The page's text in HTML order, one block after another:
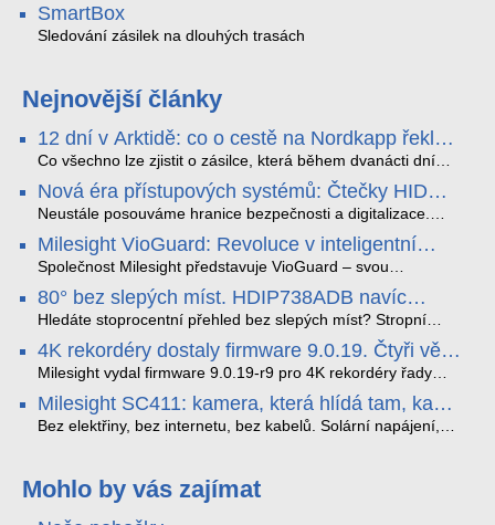
SmartBox
Sledování zásilek na dlouhých trasách
Nejnovější články
12 dní v Arktidě: co o cestě na Nordkapp řekla
data ze SMARTBOX 2 MAX
Co všechno lze zjistit o zásilce, která během dvanácti dní
projede Arktidou? SMARTBOX 2 MAX jsme vzali na trasu z
Tromsø přes Lofoty, Kirunu a finské Laponsko až na
Nordkapp. Bez jediného dobití, v mrazu až −13 °C a mimo
otřesy i náklon. Výsledkem není jen čára na mapě, ale
podrobný datový příběh celé cesty.
Nová éra přístupových systémů: Čtečky HID
Signo
Neustále posouváme hranice bezpečnosti a digitalizace.
v oblasti kontroly přístupu – moderní a vysoce univerzální
čtečky HID Signo.
Milesight VioGuard: Revoluce v inteligentní
detekci dopravních přestupků
Společnost Milesight představuje VioGuard – svou
dopravních přestupků. Tento systém, poháněný
sofistikovanými algoritmy umělé inteligence (AI), je navržen
tak, aby poskytoval komplexní nástroje pro vymáhání
dopravních předpisů, zvyšoval bezpečnost na silnicích a
optimalizoval plynulost dopravy v moderních městech.
80° bez slepých míst. HDIP738ADB navíc
streamuje na YouTube – bez PC.
Hledáte stoprocentní přehled bez slepých míst? Stropní
panoramatická kamera HDIP738ADB skládá obraz ze dvou
4MP senzorů SONY do jednoho čistého 180° záběru bez
zkreslení. K tomu přidává AI detekci osob a vozidel,
YouTube – bez běžícího počítače.
4K rekordéry dostaly firmware 9.0.19. Čtyři věci,
které musíte vědět.
Milesight vydal firmware 9.0.19-r9 pro 4K rekordéry řady
které vám zjednoduší práci – a jedna z nich vám ušetří
spoustu zbytečných výjezdů k zákazníkům.
Milesight SC411: kamera, která hlídá tam, kam
kabel nedosáhne
Bez elektřiny, bez internetu, bez kabelů. Solární napájení,
váš telefon. Podívejte se na video.
Mohlo by vás zajímat